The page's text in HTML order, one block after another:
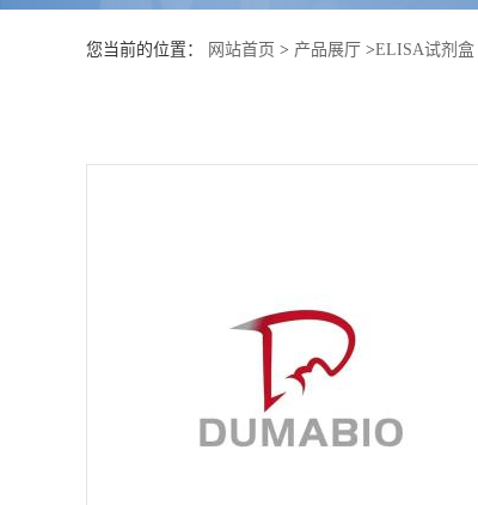
您当前的位置： 网站首页 > 产品展厅 >ELISA试剂盒